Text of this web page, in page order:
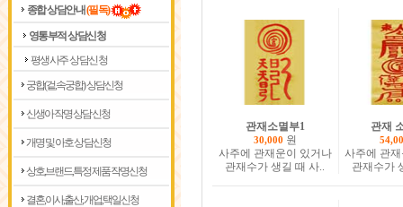
종합 상담안내(필독)
영통부적 상담신청
평생사주 상담신청
궁합(겉,속궁합) 상담신청
신생아 작명 상담신청
개명 및 아호 상담신청
상호,브랜드,특정제품 작명신청
결혼,이사,출산,개업,택일신청
관재소멸부1
30,000 원
사주에 관재운이 있거나
관재수가 생길 때 사..
관재
사주에 관
관재수가